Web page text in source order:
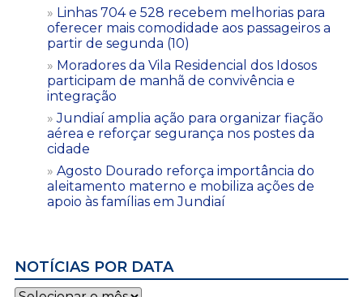
Linhas 704 e 528 recebem melhorias para
oferecer mais comodidade aos passageiros a
partir de segunda (10)
Moradores da Vila Residencial dos Idosos
participam de manhã de convivência e
integração
Jundiaí amplia ação para organizar fiação
aérea e reforçar segurança nos postes da
cidade
Agosto Dourado reforça importância do
aleitamento materno e mobiliza ações de
apoio às famílias em Jundiaí
NOTÍCIAS POR DATA